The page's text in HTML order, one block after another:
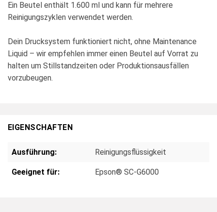
Ein Beutel enthält 1.600 ml und kann für mehrere
Reinigungszyklen verwendet werden.
Dein Drucksystem funktioniert nicht, ohne Maintenance
Liquid – wir empfehlen immer einen Beutel auf Vorrat zu
halten um Stillstandzeiten oder Produktionsausfällen
vorzubeugen.
EIGENSCHAFTEN
Ausführung: Reinigungsflüssigkeit
Geeignet für: Epson® SC-G6000